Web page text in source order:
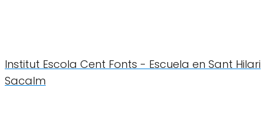
Institut Escola Cent Fonts - Escuela en Sant Hilari
Sacalm